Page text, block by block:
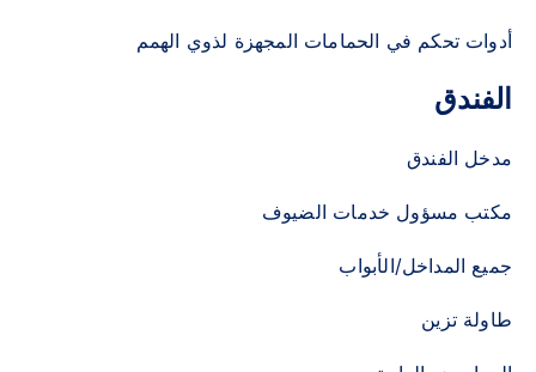
أدوات تحكم في الحمامات المجهزة لذوي الهمم
الفندق
مدخل الفندق
مكتب مسؤول خدمات الضيوف
جميع المداخل/الأبواب
طاولة تزين